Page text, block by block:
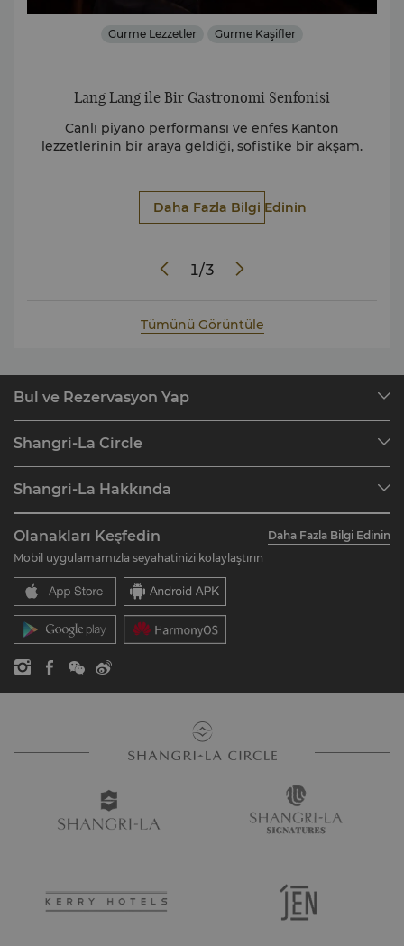
Gurme Lezzetler Gurme Kaşifler
Lang Lang ile Bir Gastronomi Senfonisi
Canlı piyano performansı ve enfes Kanton
lezzetlerinin bir araya geldiği, sofistike bir akşam.
Daha Fazla Bilgi Edinin
1/3
Tümünü Görüntüle
Bul ve Rezervasyon Yap
Rezervasyonları Bul
Restoran ve Barlar
Shangri-La Circle
Shangri-La Circle'a katılın
SSS
Shangri-La Hakkında
Otel Markalarımız
Shangri-La Merkezleri
Rezidanslar
İletişim
Kariyer
Küresel Vatandaşlık
Haberler
Olanakları Keşfedin
Daha Fazla Bilgi Edinin
Mobil uygulamamızla seyahatinizi kolaylaştırın